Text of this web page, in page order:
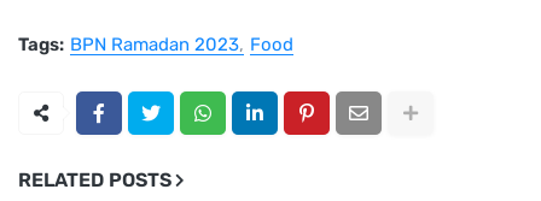
Tags: BPN Ramadan 2023 Food
RELATED POSTS